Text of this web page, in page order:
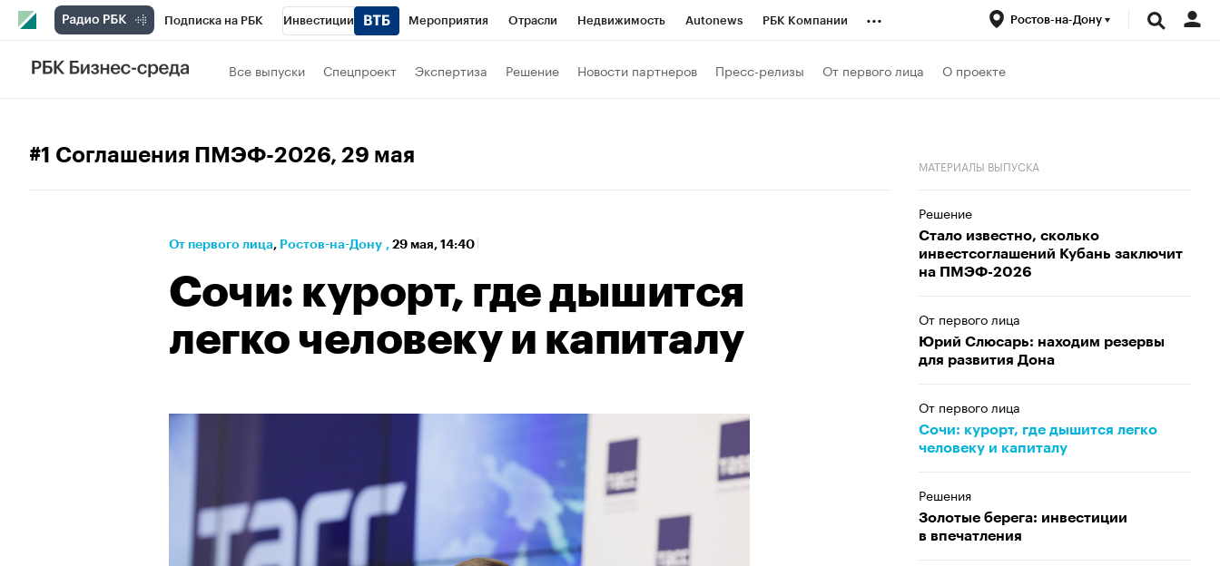
Подписка на РБК Инвестиции Мероприятия Отрасли Недвижимость Autonews РБК Компании
Телеканал
... Ростов-на-Дону
Все выпуски Спецпроект Экспертиза Решение Новости партнеров Пресс-релизы От первого лица О проекте
#1 Соглашения ПМЭФ-2026, 29 мая
От первого лица⁠, Ростов-на-Дону , 29 мая, 14:40
Сочи: курорт, где дышится
легко человеку и капиталу
МАТЕРИАЛЫ ВЫПУСКА
Решение
Стало известно, сколько
инвестсоглашений Кубань заключит
на ПМЭФ-2026
От первого лица
Юрий Слюсарь: находим резервы
для развития Дона
От первого лица
Сочи: курорт, где дышится легко
человеку и капиталу
Решения
Золотые берега: инвестиции
в впечатления